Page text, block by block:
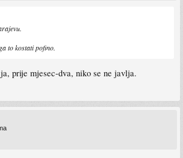
to kostati pofino.
prije mjesec-dva, niko se ne javlja.